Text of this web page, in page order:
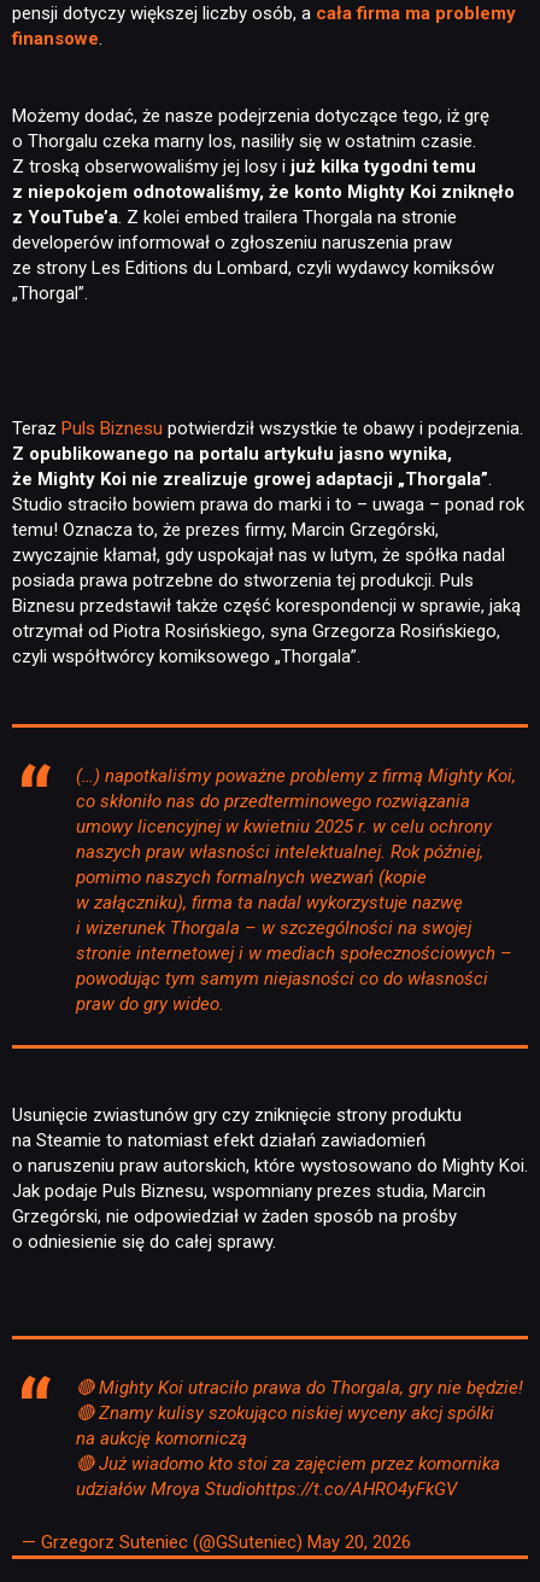
NEWSY
RECENZJE
pensji dotyczy większej liczby osób, a cała firma ma problemy
finansowe.
Możemy dodać, że nasze podejrzenia dotyczące tego, iż grę
o Thorgalu czeka marny los, nasiliły się w ostatnim czasie.
Z troską obserwowaliśmy jej losy i już kilka tygodni temu
z niepokojem odnotowaliśmy, że konto Mighty Koi zniknęło
z YouTube’a. Z kolei embed trailera Thorgala na stronie
developerów informował o zgłoszeniu naruszenia praw
ze strony Les Editions du Lombard, czyli wydawcy komiksów
„Thorgal”.
Teraz Puls Biznesu potwierdził wszystkie te obawy i podejrzenia.
Z opublikowanego na portalu artykułu jasno wynika,
że Mighty Koi nie zrealizuje growej adaptacji „Thorgala”.
Studio straciło bowiem prawa do marki i to – uwaga – ponad rok
temu! Oznacza to, że prezes firmy, Marcin Grzegórski,
zwyczajnie kłamał, gdy uspokajał nas w lutym, że spółka nadal
posiada prawa potrzebne do stworzenia tej produkcji. Puls
Biznesu przedstawił także część korespondencji w sprawie, jaką
otrzymał od Piotra Rosińskiego, syna Grzegorza Rosińskiego,
czyli współtwórcy komiksowego „Thorgala”.
(…) napotkaliśmy poważne problemy z firmą Mighty Koi,
co skłoniło nas do przedterminowego rozwiązania
umowy licencyjnej w kwietniu 2025 r. w celu ochrony
naszych praw własności intelektualnej. Rok później,
pomimo naszych formalnych wezwań (kopie
w załączniku), firma ta nadal wykorzystuje nazwę
i wizerunek Thorgala – w szczególności na swojej
stronie internetowej i w mediach społecznościowych –
powodując tym samym niejasności co do własności
praw do gry wideo.
Usunięcie zwiastunów gry czy zniknięcie strony produktu
na Steamie to natomiast efekt działań zawiadomień
o naruszeniu praw autorskich, które wystosowano do Mighty Koi.
Jak podaje Puls Biznesu, wspomniany prezes studia, Marcin
Grzegórski, nie odpowiedział w żaden sposób na prośby
o odniesienie się do całej sprawy.
🔴 Mighty Koi utraciło prawa do Thorgala, gry nie będzie!
🔴 Znamy kulisy szokująco niskiej wyceny akcj spólki
na aukcję komorniczą
🔴 Już wiadomo kto stoi za zajęciem przez komornika
udziałów Mroya Studiohttps://t.co/AHRO4yFkGV
— Grzegorz Suteniec (@GSuteniec) May 20, 2026